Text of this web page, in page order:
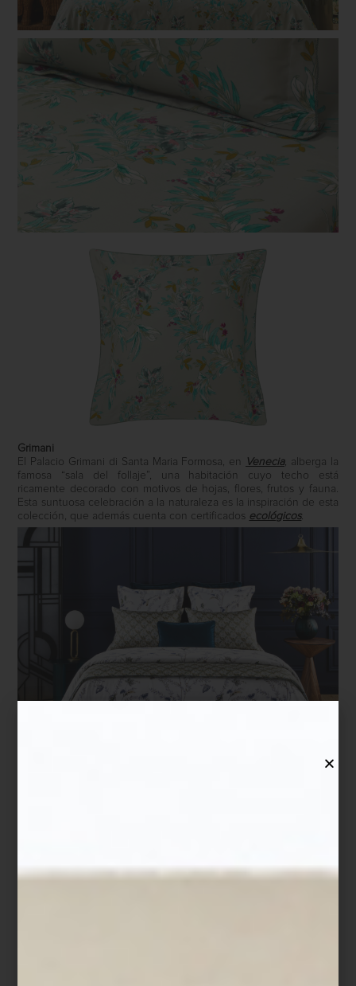
Grimani
El Palacio Grimani di Santa Maria Formosa, en
Venecia, alberga la
famosa “sala del follaje”, una habitación cuyo techo está
ricamente decorado con motivos de hojas, flores, frutos y fauna.
Esta suntuosa celebración a la naturaleza es la inspiración de esta
colección, que además cuenta con certificados ecológicos.